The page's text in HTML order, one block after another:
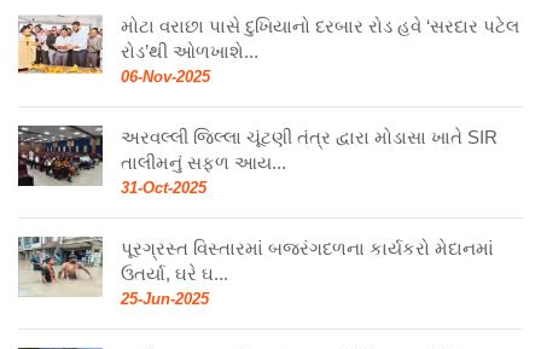
મોટા વરાછા પાસે દુખિયાનો દરબાર રોડ હવે ‘સરદાર પટેલ
રોડ’થી ઓળખાશે...
06-Nov-2025
અરવલ્લી જિલ્લા ચૂંટણી તંત્ર દ્વારા મોડાસા ખાતે SIR
તાલીમનું સફળ આય...
31-Oct-2025
પૂરગ્રસ્ત વિસ્તારમાં બજરંગદળના કાર્યકરો મેદાનમાં
ઉતર્યા, ઘરે ઘ...
25-Jun-2025